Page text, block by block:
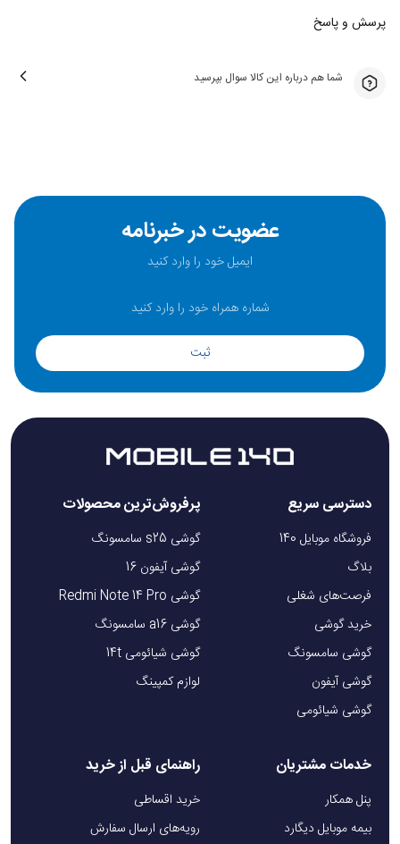
پرسش و پاسخ
شما هم درباره این کالا سوال بپرسید
عضویت در خبرنامه
ثبت
دسترسی سریع
فروشگاه موبایل 140
بلاگ
فرصت‌های شغلی
خرید گوشی
گوشی سامسونگ
گوشی آیفون
گوشی شیائومی
پرفروش‌ترین محصولات
گوشی s25 سامسونگ
گوشی آیفون 16
گوشی Redmi Note 14 Pro
گوشی a16 سامسونگ
گوشی شیائومی 14t
لوازم کمپینگ
خدمات مشتریان
پنل همکار
بیمه موبایل دیگارد
راهنمای قبل از خرید
خرید اقساطی
رویه‌های ارسال سفارش